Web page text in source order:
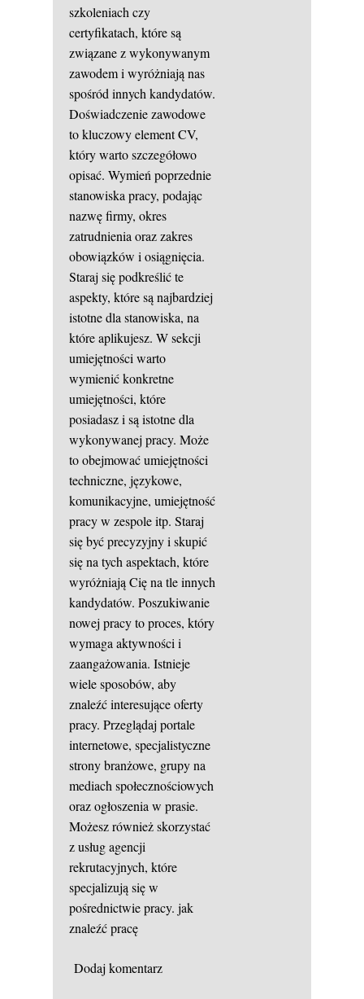
szkoleniach czy
certyfikatach, które są
związane z wykonywanym
zawodem i wyróżniają nas
spośród innych kandydatów.
Doświadczenie zawodowe
to kluczowy element CV,
który warto szczegółowo
opisać. Wymień poprzednie
stanowiska pracy, podając
nazwę firmy, okres
zatrudnienia oraz zakres
obowiązków i osiągnięcia.
Staraj się podkreślić te
aspekty, które są najbardziej
istotne dla stanowiska, na
które aplikujesz. W sekcji
umiejętności warto
wymienić konkretne
umiejętności, które
posiadasz i są istotne dla
wykonywanej pracy. Może
to obejmować umiejętności
techniczne, językowe,
komunikacyjne, umiejętność
pracy w zespole itp. Staraj
się być precyzyjny i skupić
się na tych aspektach, które
wyróżniają Cię na tle innych
kandydatów. Poszukiwanie
nowej pracy to proces, który
wymaga aktywności i
zaangażowania. Istnieje
wiele sposobów, aby
znaleźć interesujące oferty
pracy. Przeglądaj portale
internetowe, specjalistyczne
strony branżowe, grupy na
mediach społecznościowych
oraz ogłoszenia w prasie.
Możesz również skorzystać
z usług agencji
rekrutacyjnych, które
specjalizują się w
pośrednictwie pracy. jak
znaleźć pracę
Dodaj komentarz